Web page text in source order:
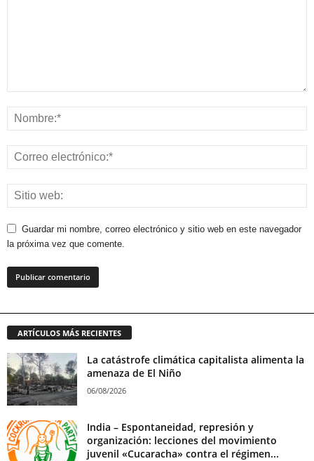
Guardar mi nombre, correo electrónico y sitio web en este navegador
la próxima vez que comente.
ARTÍCULOS MÁS RECIENTES
La catástrofe climática capitalista alimenta la
amenaza de El Niño
06/08/2026
India – Espontaneidad, represión y
organización: lecciones del movimiento
juvenil «Cucaracha» contra el régimen...